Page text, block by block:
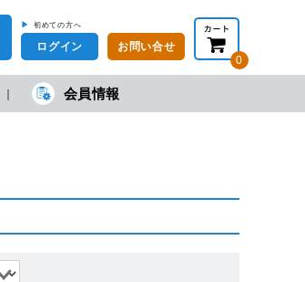
▶ 初めての方へ
ログイン
お問い合せ
0
円 (税抜) 円(税込)
会員情報